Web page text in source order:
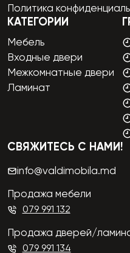
Политика
КАТЕГОРИИ
Мебель
Входные двери
Межкомнатные двери
Ламинат
СВЯЖИТЕСЬ С НАМИ!
info@valdimobila.md
Продажа мебели
079 991 132
Продажа дверей/
079 991 134